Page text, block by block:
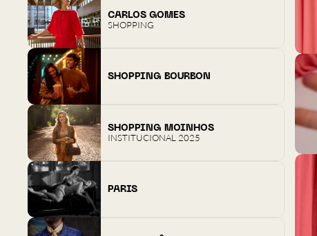
CARLOS GOMES
SHOPPING
SHOPPING BOURBON
SHOPPING MOINHOS
INSTITUCIONAL 2025
PARIS